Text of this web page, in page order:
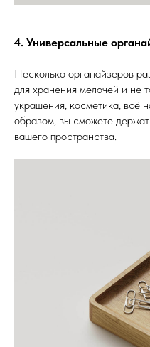
4. Универсальные
Несколько органайзеров
для хранения мелочей и не
украшения, косметика, всё
образом, вы сможете
вашего пространства.